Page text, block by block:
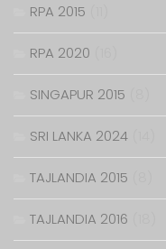
RPA 2015
RPA 2020
SINGAPUR 2015
SRI LANKA 2024
TAJLANDIA 2015
TAJLANDIA 2016